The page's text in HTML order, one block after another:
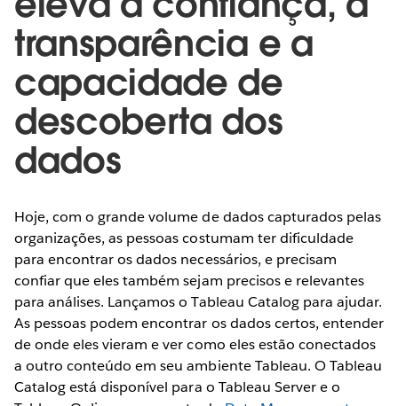
transparência e a
capacidade de
descoberta dos
dados
Hoje, com o grande volume de dados capturados pelas
organizações, as pessoas costumam ter dificuldade
para encontrar os dados necessários, e precisam
confiar que eles também sejam precisos e relevantes
para análises. Lançamos o Tableau Catalog para ajudar.
As pessoas podem encontrar os dados certos, entender
de onde eles vieram e ver como eles estão conectados
a outro conteúdo em seu ambiente Tableau. O Tableau
Catalog está disponível para o Tableau Server e o